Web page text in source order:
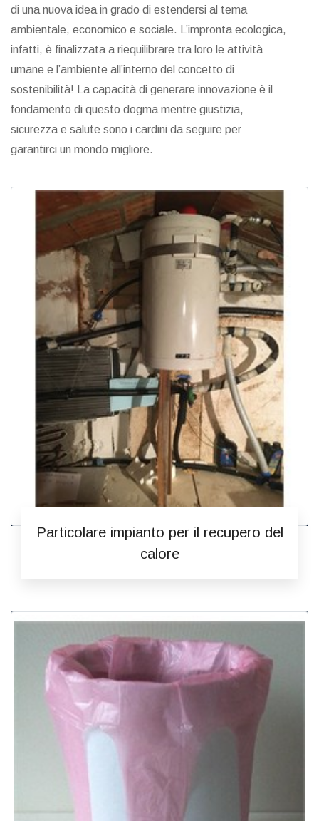
di una nuova idea in grado di estendersi al tema
ambientale, economico e sociale. L’impronta ecologica,
infatti, è finalizzata a riequilibrare tra loro le attività
umane e l’ambiente all’interno del concetto di
sostenibilità! La capacità di generare innovazione è il
fondamento di questo dogma mentre giustizia,
sicurezza e salute sono i cardini da seguire per
garantirci un mondo migliore.
Particolare impianto per il recupero del
calore